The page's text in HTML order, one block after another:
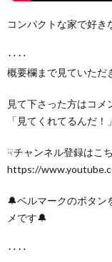
コンパクトな家で好
‥‥
概要欄まで見ていただ
見て下さった方はコ
「見てくれてるんだ
☟チャンネル登録はこ
https://
🔔ベルマークのボタン
メです🔔
‥‥